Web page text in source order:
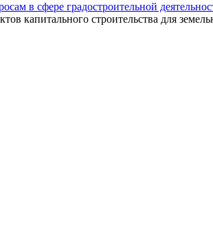
в сфере градостроительной
капитального строительства для